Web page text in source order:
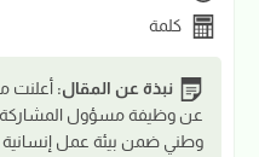
كلمة
نبذة عن المقال: أعلنت
عن وظيفة مسؤول المشاركة
وطني ضمن بيئة عمل إنسانية